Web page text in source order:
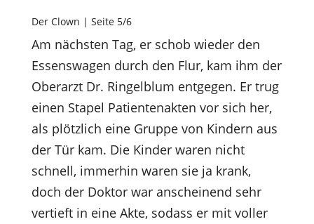
Der Clown | Seite 5/6
Am nächsten Tag, er schob wieder den
Essenswagen durch den Flur, kam ihm der
Oberarzt Dr. Ringelblum entgegen. Er trug
einen Stapel Patientenakten vor sich her,
als plötzlich eine Gruppe von Kindern aus
der Tür kam. Die Kinder waren nicht
schnell, immerhin waren sie ja krank,
doch der Doktor war anscheinend sehr
vertieft in eine Akte, sodass er mit voller